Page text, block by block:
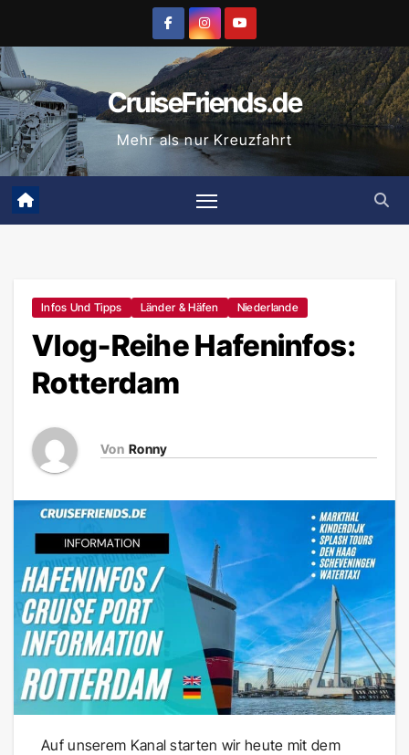
springen
CruiseFriends.de
Mehr als nur Kreuzfahrt
Infos Und Tipps Länder & Häfen Niederlande
Vlog-Reihe Hafeninfos:
Rotterdam
Von Ronny
Auf unserem Kanal starten wir heute mit dem